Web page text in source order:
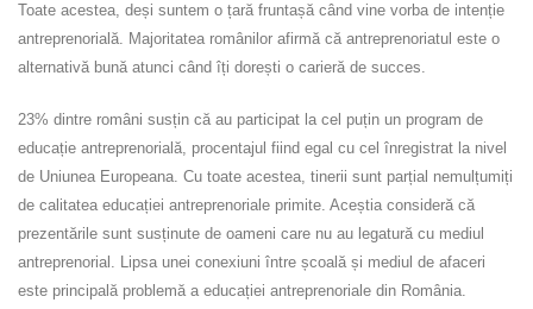
Toate acestea, deși suntem o țară fruntașă când vine vorba de intenție
antreprenorială. Majoritatea românilor afirmă că antreprenoriatul este o
alternativă bună atunci când îți dorești o carieră de succes.
23% dintre români susțin că au participat la cel puțin un program de
educație antreprenorială, procentajul fiind egal cu cel înregistrat la nivel
de Uniunea Europeana. Cu toate acestea, tinerii sunt parțial nemulțumiți
de calitatea educației antreprenoriale primite. Aceștia consideră că
prezentările sunt susținute de oameni care nu au legatură cu mediul
antreprenorial. Lipsa unei conexiuni între școală și mediul de afaceri
este principală problemă a educației antreprenoriale din România.